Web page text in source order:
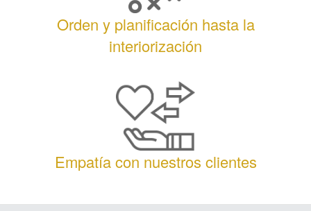
Orden y planificación hasta la
interiorización
Empatía con nuestros clientes